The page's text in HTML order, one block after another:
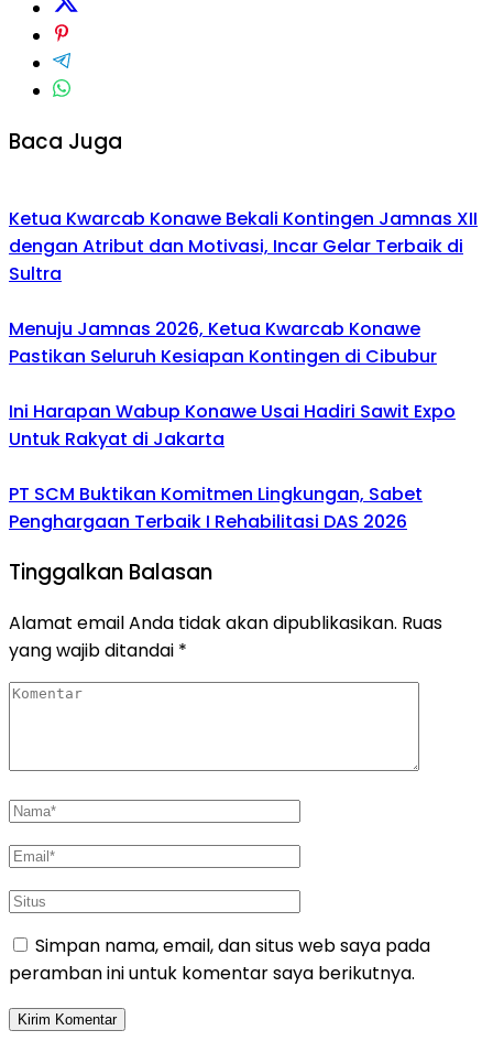
Baca Juga
Ketua Kwarcab Konawe Bekali Kontingen Jamnas XII
dengan Atribut dan Motivasi, Incar Gelar Terbaik di
Sultra
Menuju Jamnas 2026, Ketua Kwarcab Konawe
Pastikan Seluruh Kesiapan Kontingen di Cibubur
Ini Harapan Wabup Konawe Usai Hadiri Sawit Expo
Untuk Rakyat di Jakarta
PT SCM Buktikan Komitmen Lingkungan, Sabet
Penghargaan Terbaik I Rehabilitasi DAS 2026
Tinggalkan Balasan
Alamat email Anda tidak akan dipublikasikan. Ruas
yang wajib ditandai *
Simpan nama, email, dan situs web saya pada
peramban ini untuk komentar saya berikutnya.